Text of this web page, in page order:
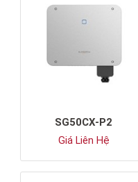
SG50CX-P2
Giá Liên Hệ